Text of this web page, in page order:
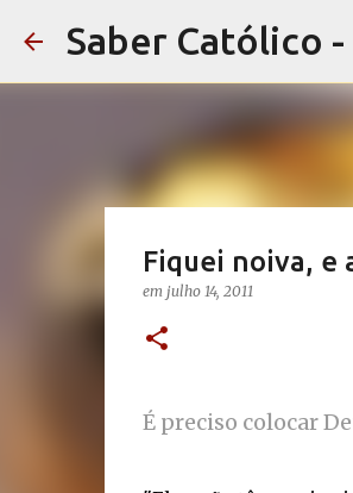
Saber Católico
Fiquei noiva, e
em julho 14, 2011
É preciso colocar